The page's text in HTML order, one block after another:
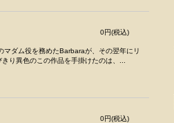
0円(税込)
ダム役を務めたBarbaraが、その翌年にリ
り異色のこの作品を手掛けたのは、...
0円(税込)